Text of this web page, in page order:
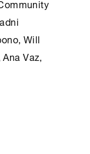
Will
Vaz,